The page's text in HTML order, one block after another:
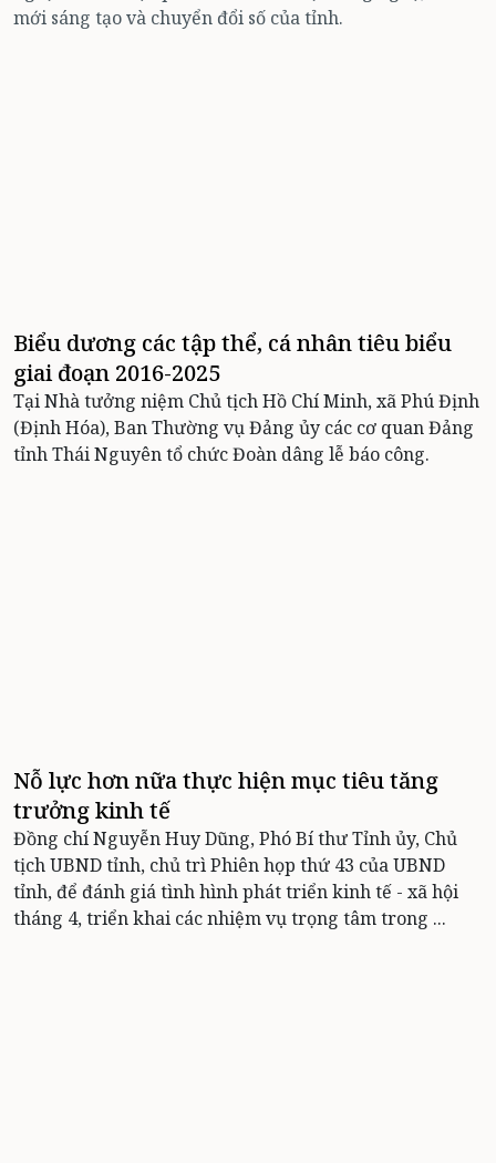
mới sáng tạo và chuyển đổi số của tỉnh.
Biểu dương các tập thể, cá nhân tiêu biểu
giai đoạn 2016-2025
Tại Nhà tưởng niệm Chủ tịch Hồ Chí Minh, xã Phú Định
(Định Hóa), Ban Thường vụ Đảng ủy các cơ quan Đảng
tỉnh Thái Nguyên tổ chức Đoàn dâng lễ báo công.
Nỗ lực hơn nữa thực hiện mục tiêu tăng
trưởng kinh tế
Đồng chí Nguyễn Huy Dũng, Phó Bí thư Tỉnh ủy, Chủ
tịch UBND tỉnh, chủ trì Phiên họp thứ 43 của UBND
tỉnh, để đánh giá tình hình phát triển kinh tế - xã hội
tháng 4, triển khai các nhiệm vụ trọng tâm trong ...